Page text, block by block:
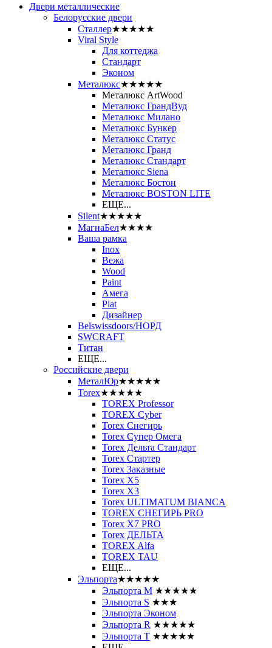
Двери металлические
Белорусские двери
Сталлер★★★★★
Viral Style
Для коттеджа
Стандарт
Эконом
Металюкс★★★★★
Металюкс ArtWood
Металюкс ГрандВуд
Металюкс Милано
Металюкс Бункер
Металюкс Статус
Металюкс Гранд
Металюкс Стандарт
Металюкс Siena
Металюкс Бостон
Металюкс BOSTON LITE
ЕЩЕ...
Silent★★★★★
МагнаБел★★★★
Ваша рамка
Inox
Вежа
Wood
Paint
Амега
Plat
Дизайнер
Belswissdoors/НОРД
SWCRAFT
Титан
ЕЩЕ...
Российские двери
МеталЮр★★★★★
Torex★★★★★
TOREX Professor
TOREX Cyber
Torex Снегирь
Torex Супер Омега
Torex Дельта Стандарт
Torex Стартер
Torex Заказные
Torex Х5
Torex Х3
Torex ULTIMATUM BIANCA
TOREX СНЕГИРЬ PRO
Torex X7 PRO
Torex ДЕЛЬТА
TOREX Alfa
TOREX TAU
ЕЩЕ...
Эльпорта★★★★★
Эльпорта M ★★★★★
Эльпорта S ★★★
Эльпорта Эконом
Эльпорта R ★★★★★
Эльпорта Т ★★★★★